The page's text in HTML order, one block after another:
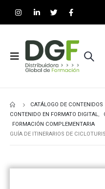
CATÁLOGO DE CONTENIDOS
CONTENIDO EN FORMATO DIGITAL,
FORMACIÓN COMPLEMENTARIA
GUÍA DE ITINERARIOS DE